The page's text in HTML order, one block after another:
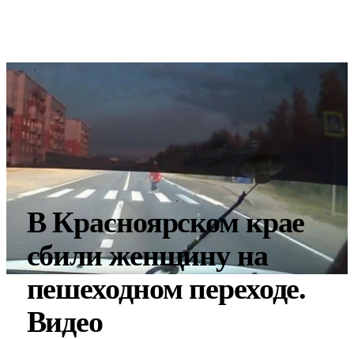
В Красноярском крае
сбили женщину на
пешеходном переходе.
Видео